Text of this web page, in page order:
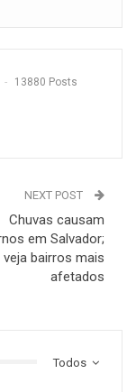
13880 Posts
NEXT POST
Chuvas causam
em Salvador;
veja bairros mais
afetados
Todos